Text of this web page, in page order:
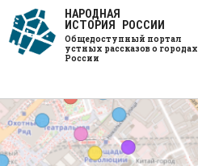
Перейти
основному
содержанию
НАРОДНАЯ
ИСТОРИЯ РОССИИ
Общедоступный портал
устных рассказов о городах
России